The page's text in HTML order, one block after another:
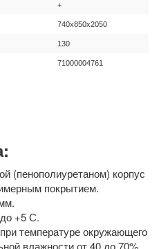
+
740х850х2050
130
71000004761
(пенополиуретаном) корпус
покрытием.
+5 С.
температуре окружающего